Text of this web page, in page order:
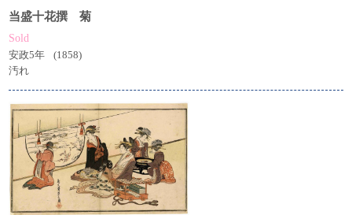
当盛十花撰 菊
Sold
安政5年
(1858)
汚れ